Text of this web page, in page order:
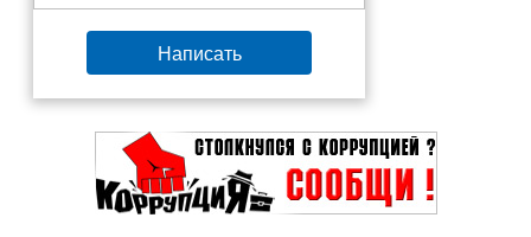
Написать